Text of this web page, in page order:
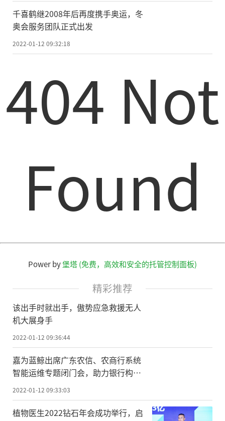
千喜鹤继2008年后再度携手奥运，冬
奥会服务团队正式出发
2022-01-12 09:32:18
404 Not
Found
Power by堡塔 (免费，高效和安全的托管控制面板)
精彩推荐
该出手时就出手，傲势应急救援无人
机大展身手
2022-01-12 09:36:44
嘉为蓝鲸出席广东农信、农商行系统
智能运维专题闭门会，助力银行构建
智能研运体系
2022-01-12 09:33:03
植物医生2022钻石年会成功举行，启